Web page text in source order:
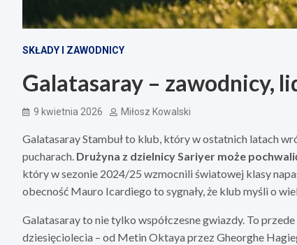
SKŁADY I ZAWODNICY
Galatasaray – zawodnicy,
9 kwietnia 2026 Miłosz Kowalski
Galatasaray Stambuł to klub, który w ostatnich latach
pucharach. Drużyna z dzielnicy Sariyer może
który w sezonie 2024/25 wzmocnili światowej klasy
obecność Mauro Icardiego to sygnały, że klub myśli o
Galatasaray to nie tylko współczesne gwiazdy. To
dziesięciolecia – od Metin Oktaya przez Gheorghe